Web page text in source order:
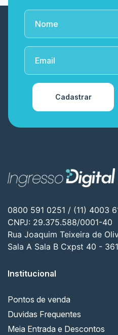
Cadastrar
0800 591 0251 / (11) 4003
CNPJ: 29.375.588/0001-40
Rua Joaquim Teixeira de
Sala A Sala B Cxpst 40 -
Institucional
Pontos de venda
Duvidas Frequentes
Meia Entrada e Descontos